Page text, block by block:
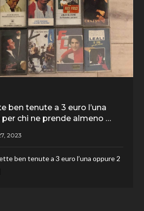
ben tenute a 3 euro l’una
chi ne prende almeno …
ben tenute a 3 euro l’una oppure 2